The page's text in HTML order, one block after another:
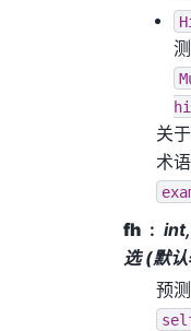
测
关
术
fh
选 (默
预